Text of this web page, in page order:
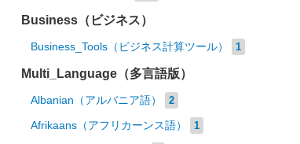
Business（ビジネス）
Business_Tools（ビジネス計算ツール） 1
Multi_Language（多言語版）
Albanian（アルバニア語） 2
Afrikaans（アフリカーンス語） 1